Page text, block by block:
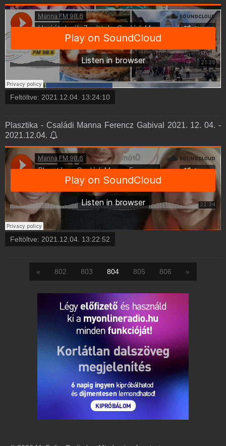
Feltöltve: 2021.12.04. 13:24:10
Plasztika - Családi Manna Ferencz Gabival 2021. 12. 04. -
2021.12.04.
Feltöltve: 2021.12.04. 13:22:52
« 802 803 804 805 806 »